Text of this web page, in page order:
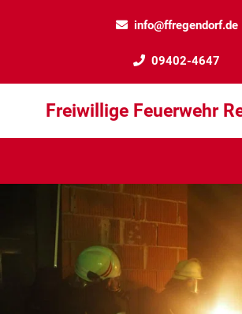
info@ffregendorf.de
09402-4647
Freiwillige Feuerwehr